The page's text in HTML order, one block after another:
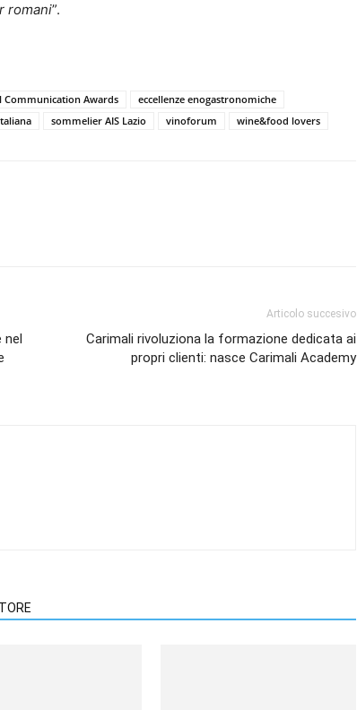
romani”.
Communication Awards
eccellenze enogastronomiche
sommelier AIS Lazio vinoforum wine&food lovers
nel
Articolo succesivo
Carimali rivoluziona la formazione dedicata ai
propri clienti: nasce Carimali Academy